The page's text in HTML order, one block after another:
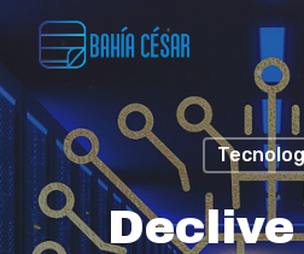
main
content